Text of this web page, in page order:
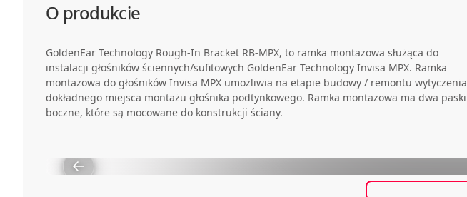
O produkcie
GoldenEar Technology Rough-In Bracket RB-MPX, to ramka montażowa służąca do
instalacji głośników ściennych/sufitowych GoldenEar Technology Invisa MPX. Ramka
montażowa do głośników Invisa MPX umożliwia na etapie budowy / remontu wytyczenia
dokładnego miejsca montażu głośnika podtynkowego. Ramka montażowa ma dwa paski
boczne, które są mocowane do konstrukcji ściany.